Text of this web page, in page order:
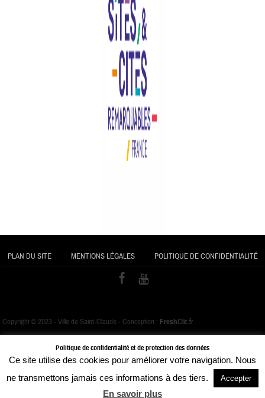
PLAN DU SITE MENTIONS LÉGALES POLITIQUE DE CONFIDENTIALITÉ
Copyright © 2023 - Ville de Saint-Claude - Conception : FreshClic.fr
Politique de confidentialité et de protection des données
Ce site utilise des cookies pour améliorer votre navigation. Nous
ne transmettons jamais ces informations à des tiers.
Accepter
En savoir plus